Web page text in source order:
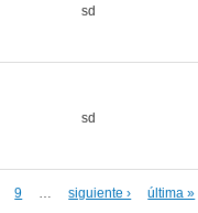
sd
sd
9 … siguiente › última »